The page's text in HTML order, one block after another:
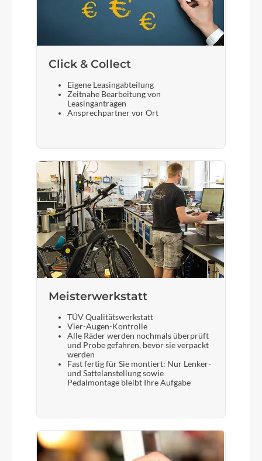
Click & Collect
Eigene Leasingabteilung
Zeitnahe Bearbeitung von
Leasinganträgen
Ansprechpartner vor Ort
Meisterwerkstatt
TÜV Qualitätswerkstatt
Vier-Augen-Kontrolle
Alle Räder werden nochmals überprüft
und Probe gefahren, bevor sie verpackt
werden
Fast fertig für Sie montiert: Nur Lenker-
und Sattelanstellung sowie
Pedalmontage bleibt Ihre Aufgabe